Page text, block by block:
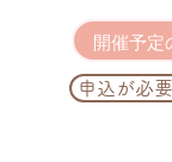
開催予定
申込が必